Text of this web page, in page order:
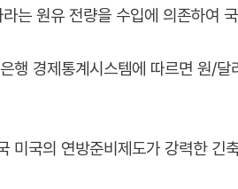
는 원유 전량을 수입에 의존하여
행 경제통계시스템에 따르면 원/
미국의 연방준비제도가 강력한